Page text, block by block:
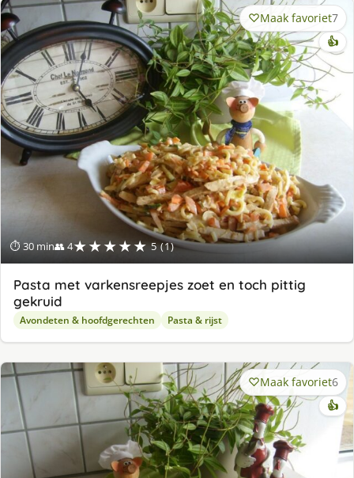
⏱ 30 min👥 4★★★★★ 5 (1)
Maak favoriet7
👍
Pasta met varkensreepjes zoet en toch pittig
gekruid
Avondeten & hoofdgerechten Pasta & rijst
Maak favoriet6
👍